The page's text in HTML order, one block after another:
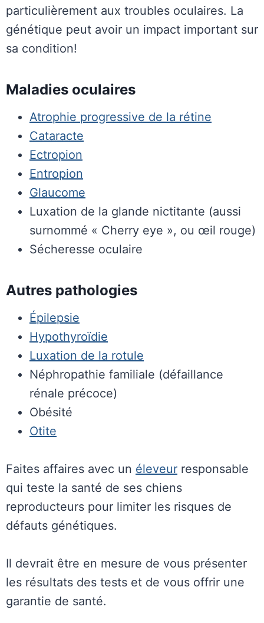
particulièrement aux troubles oculaires. La
génétique peut avoir un impact important sur
sa condition!
Maladies oculaires
Atrophie progressive de la rétine
Cataracte
Ectropion
Entropion
Glaucome
Luxation de la glande nictitante (aussi
surnommé « Cherry eye », ou œil rouge)
Sécheresse oculaire
Autres pathologies
Épilepsie
Hypothyroïdie
Luxation de la rotule
Néphropathie familiale (défaillance
rénale précoce)
Obésité
Otite
Faites affaires avec un éleveur responsable
qui teste la santé de ses chiens
reproducteurs pour limiter les risques de
défauts génétiques.
Il devrait être en mesure de vous présenter
les résultats des tests et de vous offrir une
garantie de santé.